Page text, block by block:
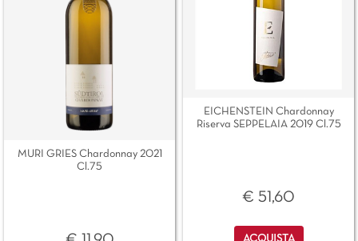
MURI GRIES Chardonnay 2021
Cl.75
EICHENSTEIN Chardonnay
Riserva SEPPELAIA 2019 Cl.75
€ 51,60
Quantità
ACQUISTA